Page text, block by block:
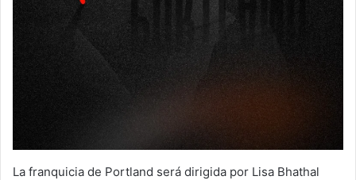
La franquicia de Portland será dirigida por Lisa Bhathal